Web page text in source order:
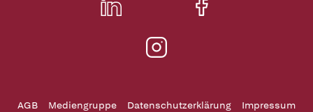
AGB Mediengruppe Datenschutzerklärung Impressum